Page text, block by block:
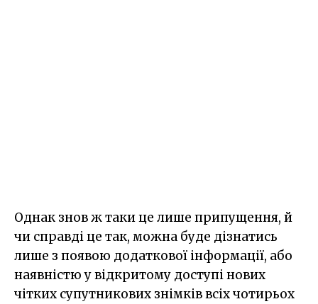
Однак знов ж таки це лише припущення, й
чи справді це так, можна буде дізнатись
лише з появою додаткової інформації, або
наявністю у відкритому доступі нових
чітких супутникових знімків всіх чотирьох